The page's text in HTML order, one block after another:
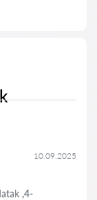
10.09.2025
,4-